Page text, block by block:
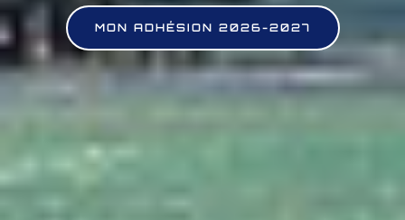
MON ADHÉSION 2026-2027